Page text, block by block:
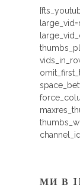
МИ В